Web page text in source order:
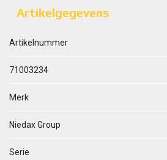
Artikelgegevens
Artikelnummer
71003234
Merk
Niedax Group
Serie